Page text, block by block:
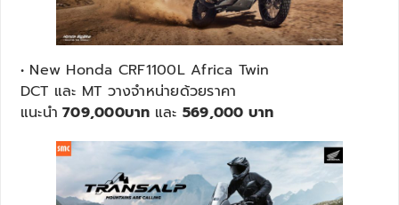
• New Honda CRF1100L Africa Twin
DCT และ MT วางจำหน่ายด้วยราคา
แนะนำ 709,000บาท และ 569,000 บาท